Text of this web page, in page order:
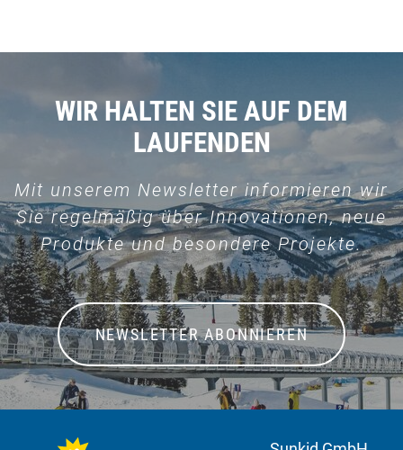
WIR HALTEN SIE AUF DEM
LAUFENDEN
Mit unserem Newsletter informieren wir
Sie regelmäßig über Innovationen, neue
Produkte und besondere Projekte.
NEWSLETTER ABONNIEREN